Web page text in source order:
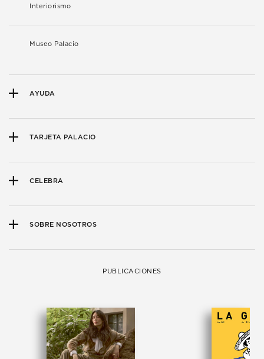
Interiorismo
Museo Palacio
AYUDA
TARJETA PALACIO
CELEBRA
SOBRE NOSOTROS
PUBLICACIONES